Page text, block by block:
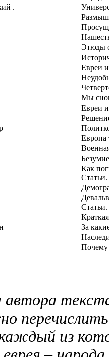
.
Этюды
Евреи
Мы
Евреи
Европа
Как
Статьи.
Статьи.
За
Почему
автора
из